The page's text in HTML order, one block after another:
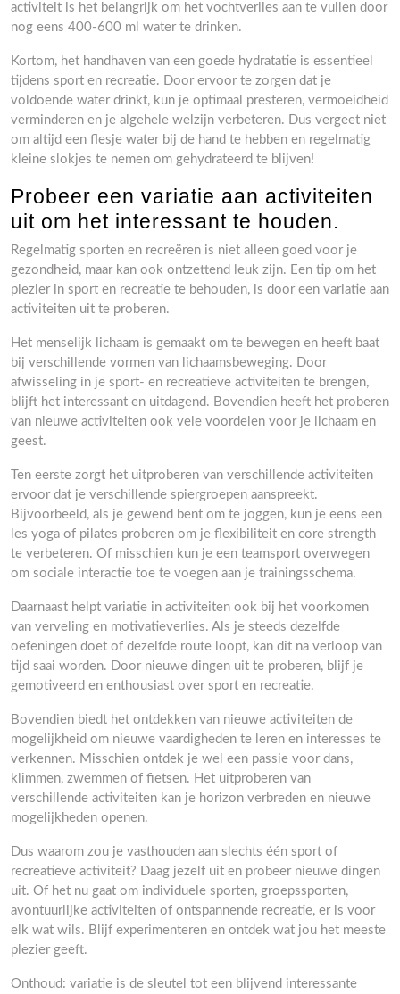
activiteit is het belangrijk om het vochtverlies aan te vullen door
nog eens 400-600 ml water te drinken.
Kortom, het handhaven van een goede hydratatie is essentieel
tijdens sport en recreatie. Door ervoor te zorgen dat je
voldoende water drinkt, kun je optimaal presteren, vermoeidheid
verminderen en je algehele welzijn verbeteren. Dus vergeet niet
om altijd een flesje water bij de hand te hebben en regelmatig
kleine slokjes te nemen om gehydrateerd te blijven!
Probeer een variatie aan activiteiten
uit om het interessant te houden.
Regelmatig sporten en recreëren is niet alleen goed voor je
gezondheid, maar kan ook ontzettend leuk zijn. Een tip om het
plezier in sport en recreatie te behouden, is door een variatie aan
activiteiten uit te proberen.
Het menselijk lichaam is gemaakt om te bewegen en heeft baat
bij verschillende vormen van lichaamsbeweging. Door
afwisseling in je sport- en recreatieve activiteiten te brengen,
blijft het interessant en uitdagend. Bovendien heeft het proberen
van nieuwe activiteiten ook vele voordelen voor je lichaam en
geest.
Ten eerste zorgt het uitproberen van verschillende activiteiten
ervoor dat je verschillende spiergroepen aanspreekt.
Bijvoorbeeld, als je gewend bent om te joggen, kun je eens een
les yoga of pilates proberen om je flexibiliteit en core strength
te verbeteren. Of misschien kun je een teamsport overwegen
om sociale interactie toe te voegen aan je trainingsschema.
Daarnaast helpt variatie in activiteiten ook bij het voorkomen
van verveling en motivatieverlies. Als je steeds dezelfde
oefeningen doet of dezelfde route loopt, kan dit na verloop van
tijd saai worden. Door nieuwe dingen uit te proberen, blijf je
gemotiveerd en enthousiast over sport en recreatie.
Bovendien biedt het ontdekken van nieuwe activiteiten de
mogelijkheid om nieuwe vaardigheden te leren en interesses te
verkennen. Misschien ontdek je wel een passie voor dans,
klimmen, zwemmen of fietsen. Het uitproberen van
verschillende activiteiten kan je horizon verbreden en nieuwe
mogelijkheden openen.
Dus waarom zou je vasthouden aan slechts één sport of
recreatieve activiteit? Daag jezelf uit en probeer nieuwe dingen
uit. Of het nu gaat om individuele sporten, groepssporten,
avontuurlijke activiteiten of ontspannende recreatie, er is voor
elk wat wils. Blijf experimenteren en ontdek wat jou het meeste
plezier geeft.
Onthoud: variatie is de sleutel tot een blijvend interessante